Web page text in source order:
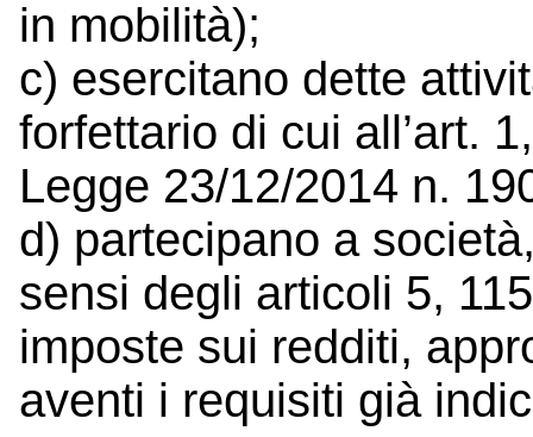
in mobilità);
c) esercitano dette
forfettario di cui all’art.
Legge 23/12/2014 n.
d) partecipano a
sensi degli articoli 5,
imposte sui redditi,
aventi i requisiti già